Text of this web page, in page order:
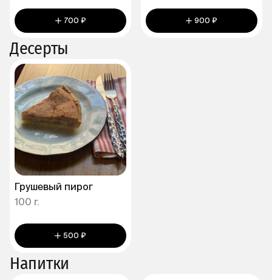
700 ₽ 900 ₽
Десерты
Грушевый пирог
100 г.
500 ₽
Напитки